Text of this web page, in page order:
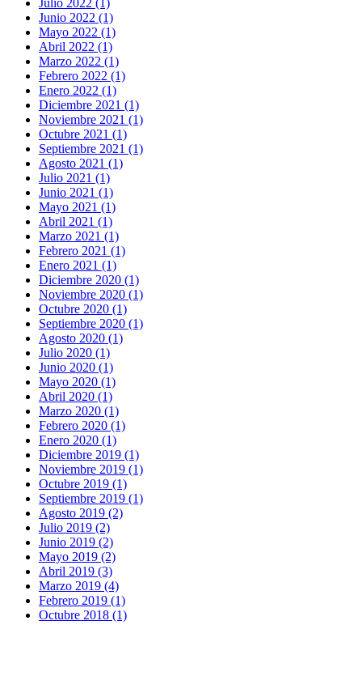
Junio 2022 (1)
Mayo 2022 (1)
Abril 2022 (1)
Marzo 2022 (1)
Febrero 2022 (1)
Enero 2022 (1)
Diciembre 2021 (1)
Noviembre 2021 (1)
Octubre 2021 (1)
Septiembre 2021 (1)
Agosto 2021 (1)
Julio 2021 (1)
Junio 2021 (1)
Mayo 2021 (1)
Abril 2021 (1)
Marzo 2021 (1)
Febrero 2021 (1)
Enero 2021 (1)
Diciembre 2020 (1)
Noviembre 2020 (1)
Octubre 2020 (1)
Septiembre 2020 (1)
Agosto 2020 (1)
Julio 2020 (1)
Junio 2020 (1)
Mayo 2020 (1)
Abril 2020 (1)
Marzo 2020 (1)
Febrero 2020 (1)
Enero 2020 (1)
Diciembre 2019 (1)
Noviembre 2019 (1)
Octubre 2019 (1)
Septiembre 2019 (1)
Agosto 2019 (2)
Julio 2019 (2)
Junio 2019 (2)
Mayo 2019 (2)
Abril 2019 (3)
Marzo 2019 (4)
Febrero 2019 (1)
Octubre 2018 (1)